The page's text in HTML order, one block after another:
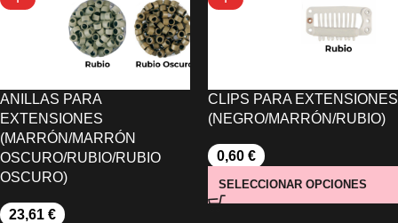
ANILLAS PARA
EXTENSIONES
(MARRÓN/MARRÓN
OSCURO/RUBIO/RUBIO
OSCURO)
23,61 €
CLIPS PARA EXTENSIONES
(NEGRO/MARRÓN/RUBIO)
0,60 €
SELECCIONAR OPCIONES